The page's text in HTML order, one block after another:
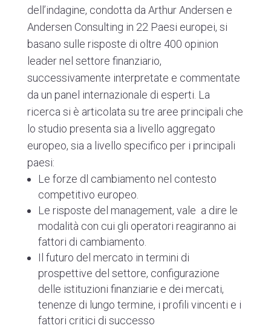
dell’indagine, condotta da Arthur Andersen e
Andersen Consulting in 22 Paesi europei, si
basano sulle risposte di oltre 400 opinion
leader nel settore finanziario,
successivamente interpretate e commentate
da un panel internazionale di esperti. La
ricerca si è articolata su tre aree principali che
lo studio presenta sia a livello aggregato
europeo, sia a livello specifico per i principali
paesi:
Le forze dl cambiamento nel contesto
competitivo europeo.
Le risposte del management, vale a dire le
modalità con cui gli operatori reagiranno ai
fattori di cambiamento.
Il futuro del mercato in termini di
prospettive del settore, configurazione
delle istituzioni finanziarie e dei mercati,
tenenze di lungo termine, i profili vincenti e i
fattori critici di successo